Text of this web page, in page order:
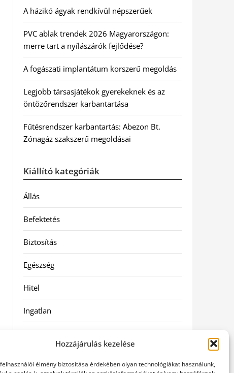
Hozzájárulás kezelése
élmény biztosítása érdekében olyan technológiákat használunk,
A házikó ágyak rendkívül népszerűek
PVC ablak trendek 2026 Magyarországon:
merre tart a nyílászárók fejlődése?
A fogászati implantátum korszerű megoldás
Legjobb társasjátékok gyerekeknek és az
öntözőrendszer karbantartása
Fűtésrendszer karbantartás: Abezon Bt.
Zónagáz szakszerű megoldásai
Kiállító kategóriák
Állás
Befektetés
Biztosítás
Egészség
Hitel
Ingatlan